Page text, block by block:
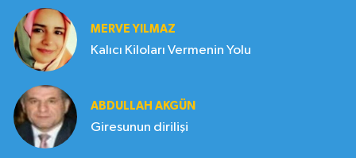
MERVE YILMAZ
Kalıcı Kiloları Vermenin Yolu
ABDULLAH AKGÜN
Giresunun dirilişi